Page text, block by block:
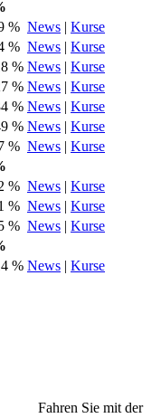
% News | Kurse
% News | Kurse
% News | Kurse
% News | Kurse
% News | Kurse
% News | Kurse
% News | Kurse
% News | Kurse
% News | Kurse
% News | Kurse
% News | Kurse
Fahren Sie mit der